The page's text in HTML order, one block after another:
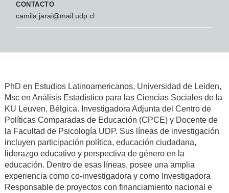
CONTACTO
camila.jarai@mail.udp.cl
PhD en Estudios Latinoamericanos, Universidad de Leiden,
Msc en Análisis Estadístico para las Ciencias Sociales de la
KU Leuven, Bélgica. Investigadora Adjunta del Centro de
Políticas Comparadas de Educación (CPCE) y Docente de
la Facultad de Psicología UDP. Sus líneas de investigación
incluyen participación política, educación ciudadana,
liderazgo educativo y perspectiva de género en la
educación. Dentro de esas líneas, posee una amplia
experiencia como co-investigadora y como Investigadora
Responsable de proyectos con financiamiento nacional e